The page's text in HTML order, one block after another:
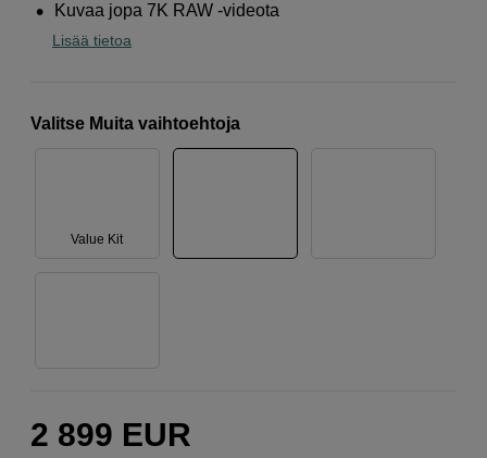
Kuvaa jopa 7K RAW -videota
Lisää tietoa
Valitse Muita vaihtoehtoja
Value Kit
2 899 EUR